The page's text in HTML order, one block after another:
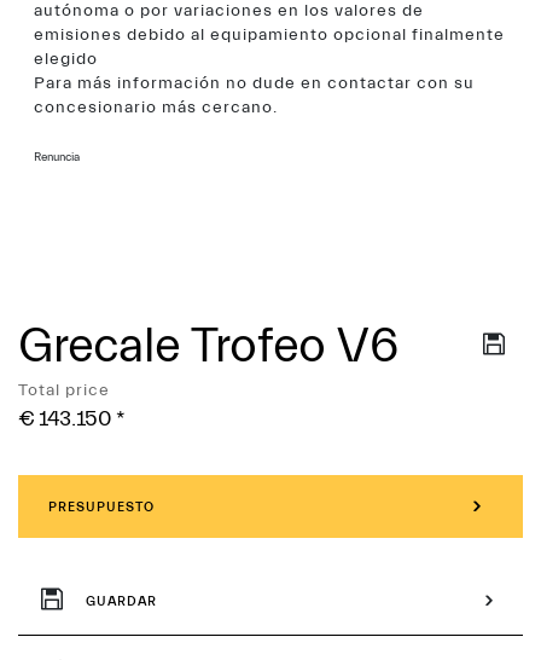
autónoma o por variaciones en los valores de
emisiones debido al equipamiento opcional finalmente
elegido
Para más información no dude en contactar con su
concesionario más cercano.
Renuncia
Servicios
Grecale Trofeo V6
Total price
€ 143.150*
PRESUPUESTO
GUARDAR